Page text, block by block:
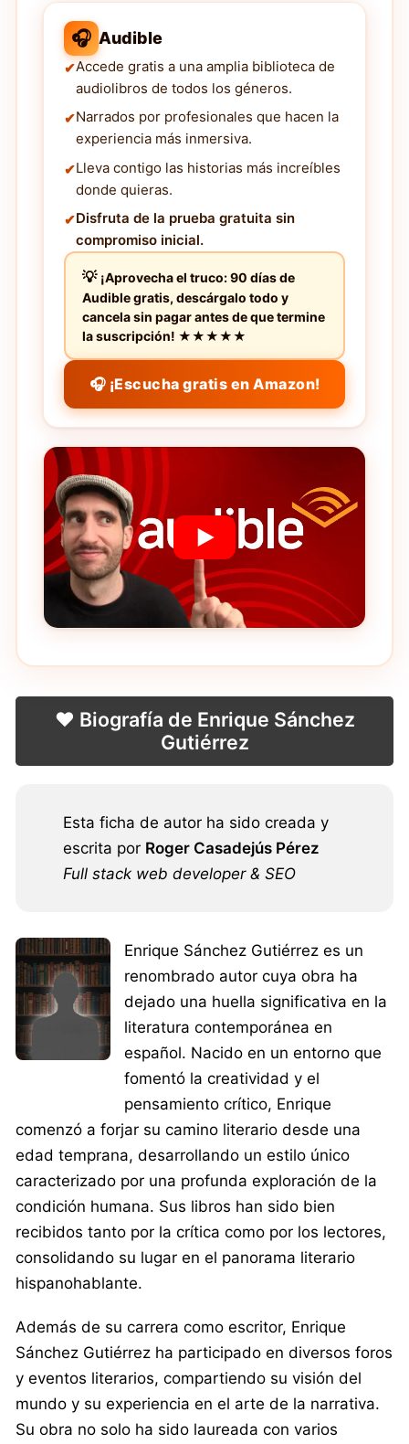
🎧 Audible
Accede gratis a una amplia biblioteca de
audiolibros de todos los géneros.
Narrados por profesionales que hacen la
experiencia más inmersiva.
Lleva contigo las historias más increíbles
donde quieras.
Disfruta de la prueba gratuita sin
compromiso inicial.
¡Aprovecha el truco: 90 días de
Audible gratis, descárgalo todo y
cancela sin pagar antes de que termine
la suscripción! ★★★★★
🎧 ¡Escucha gratis en Amazon!
❤️ Biografía de Enrique Sánchez
Gutiérrez
Esta ficha de autor ha sido creada y
escrita por Roger Casadejús Pérez
Full stack web developer & SEO
Enrique Sánchez Gutiérrez es un
renombrado autor cuya obra ha
dejado una huella significativa en la
literatura contemporánea en
español. Nacido en un entorno que
fomentó la creatividad y el
pensamiento crítico, Enrique
comenzó a forjar su camino literario desde una
edad temprana, desarrollando un estilo único
caracterizado por una profunda exploración de la
condición humana. Sus libros han sido bien
recibidos tanto por la crítica como por los lectores,
consolidando su lugar en el panorama literario
hispanohablante.
Además de su carrera como escritor, Enrique
Sánchez Gutiérrez ha participado en diversos foros
y eventos literarios, compartiendo su visión del
mundo y su experiencia en el arte de la narrativa.
Su obra no solo ha sido laureada con varios